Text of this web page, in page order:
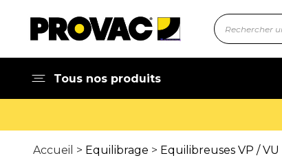
Tous nos produits
Accueil > Equilibrage > Equilibreuses VP / VU